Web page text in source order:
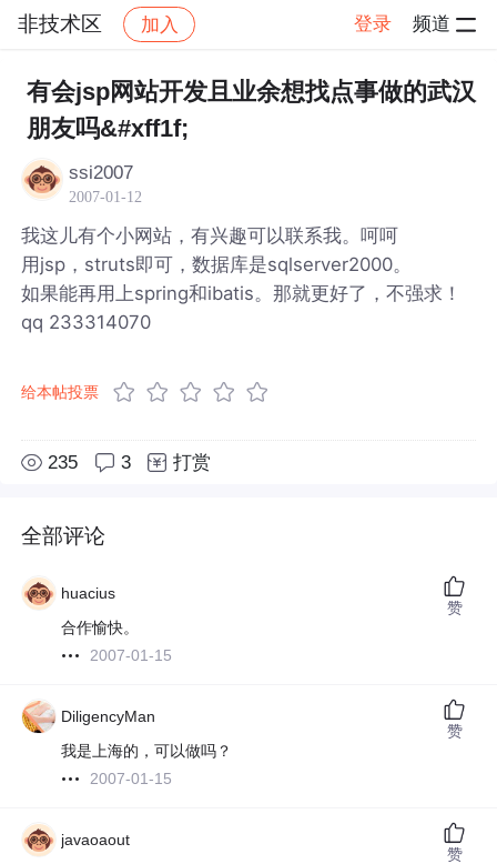
非技术区 加入 登录 频道
社区 非技术区 帖子详情
有会jsp网站开发且业余想找点事做的武汉
朋友吗&#xff1f;
ssi2007
2007-01-12
我这儿有个小网站，有兴趣可以联系我。呵呵
用jsp，struts即可，数据库是sqlserver2000。
如果能再用上spring和ibatis。那就更好了，不强求！
qq 233314070
给本帖投票
235 3 打赏
全部评论
huacius
合作愉快。
2007-01-15
赞
DiligencyMan
我是上海的，可以做吗？
2007-01-15
赞
javaoaout
赞